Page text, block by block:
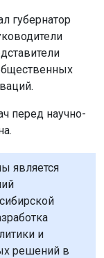
губернатор
перед научно-
является
и
решений в